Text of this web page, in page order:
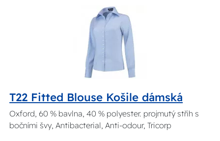
T22 Fitted Blouse Košile dámská
Oxford, 60 % bavlna, 40 % polyester. projmutý střih s
bočními švy, Antibacterial, Anti-odour, Tricorp